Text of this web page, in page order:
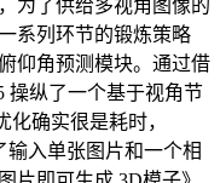
为了供给多视角图像的
系列环节的锻炼策略
仰角预测模块。通过借
操纵了一个基于视角节
确实很是耗时，
输入单张图片和一个相